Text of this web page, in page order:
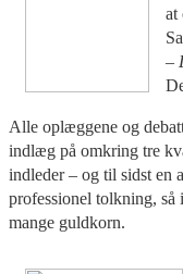
at
–
Alle oplæggene og
indlæg på omkring tre
indleder – og til sidst en
professionel tolkning, så
mange guldkorn.